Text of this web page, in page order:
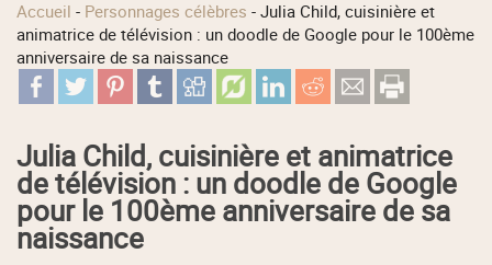
Accueil - Personnages célèbres -Julia Child, cuisinière et
animatrice de télévision : un doodle de Google pour le 100ème
anniversaire de sa naissance
Julia Child, cuisinière et animatrice
de télévision : un doodle de Google
pour le 100ème anniversaire de sa
naissance